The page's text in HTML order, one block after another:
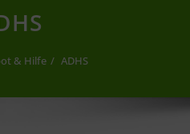
& Hilfe ADHS